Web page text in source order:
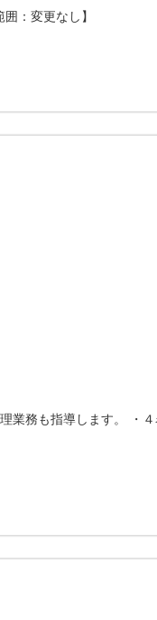
：変更なし】
業務も指導します。 ・